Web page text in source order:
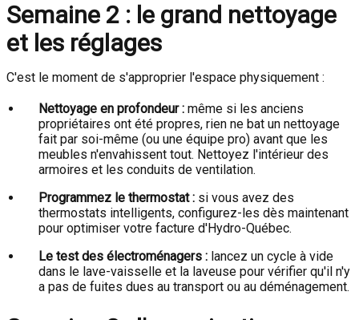
Semaine 2 : le grand nettoyage
et les réglages
C'est le moment de s'approprier l'espace physiquement :
Nettoyage en profondeur : même si les anciens
propriétaires ont été propres, rien ne bat un nettoyage
fait par soi-même (ou une équipe pro) avant que les
meubles n'envahissent tout. Nettoyez l'intérieur des
armoires et les conduits de ventilation.
Programmez le thermostat : si vous avez des
thermostats intelligents, configurez-les dès maintenant
pour optimiser votre facture d'Hydro-Québec.
Le test des électroménagers : lancez un cycle à vide
dans le lave-vaisselle et la laveuse pour vérifier qu'il n'y
a pas de fuites dues au transport ou au déménagement.